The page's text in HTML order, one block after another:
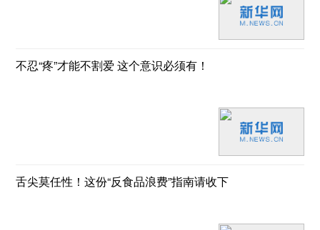
不忍“疼”才能不割爱 这个意识必须有！
舌尖莫任性！这份“反食品浪费”指南请收下